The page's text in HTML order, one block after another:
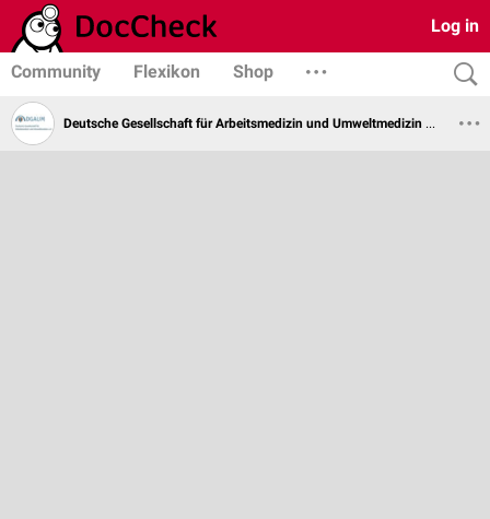
Log in
Community Flexikon Shop
Deutsche Gesellschaft für Arbeitsmedizin und Umweltmedizin e.V.